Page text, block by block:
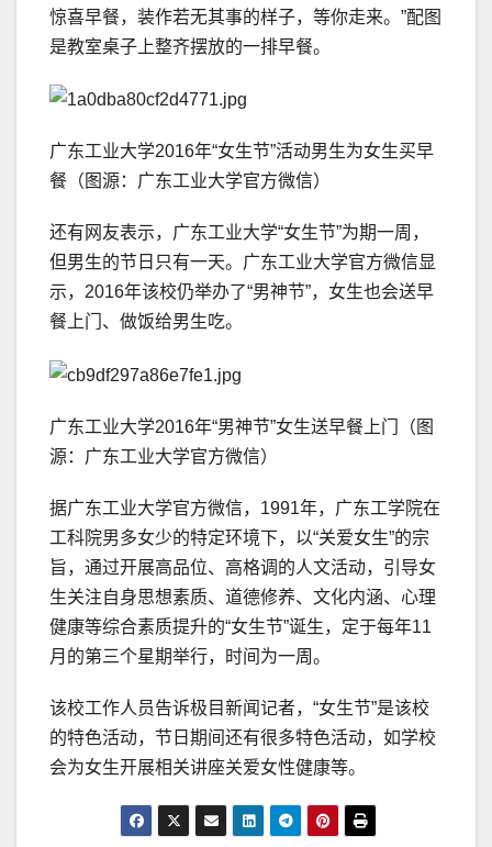
惊喜早餐，装作若无其事的样子，等你走来。”配图
是教室桌子上整齐摆放的一排早餐。
广东工业大学2016年“女生节”活动男生为女生买早
餐（图源：广东工业大学官方微信）
还有网友表示，广东工业大学“女生节”为期一周，
但男生的节日只有一天。广东工业大学官方微信显
示，2016年该校仍举办了“男神节”，女生也会送早
餐上门、做饭给男生吃。
广东工业大学2016年“男神节”女生送早餐上门（图
源：广东工业大学官方微信）
据广东工业大学官方微信，1991年，广东工学院在
工科院男多女少的特定环境下，以“关爱女生”的宗
旨，通过开展高品位、高格调的人文活动，引导女
生关注自身思想素质、道德修养、文化内涵、心理
健康等综合素质提升的“女生节”诞生，定于每年11
月的第三个星期举行，时间为一周。
该校工作人员告诉极目新闻记者，“女生节”是该校
的特色活动，节日期间还有很多特色活动，如学校
会为女生开展相关讲座关爱女性健康等。